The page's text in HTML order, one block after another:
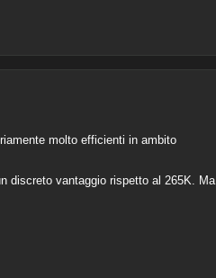
molto efficienti in ambito
discreto vantaggio rispetto al 265K. Ma